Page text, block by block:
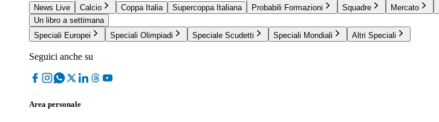
News Live
Calcio Coppa Italia Supercoppa Italiana Probabili Formazioni Squadre Mercato
Un libro a settimana
Speciali Europei
Speciali Olimpiadi Speciale Scudetti Speciali Mondiali Altri Speciali
Seguici anche su
Area personale